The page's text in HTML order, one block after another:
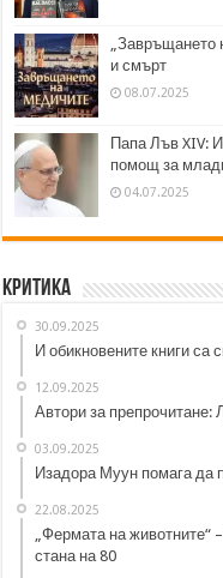
„Завръщането
и смърт
08.07.2025
Папа Лъв XIV:
помощ за
04.07.2025
Критика
30.09.2025
И обикновените книги са
12.09.2025
Автори за
03.09.2025
Изадора Муун помага да
22.08.2025
„Фермата на животните“
стана на 80